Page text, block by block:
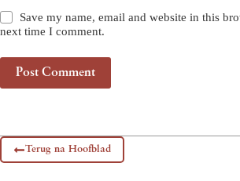
Save my name, email and website in this
next time I comment.
Post Comment
Terug na Hoofblad